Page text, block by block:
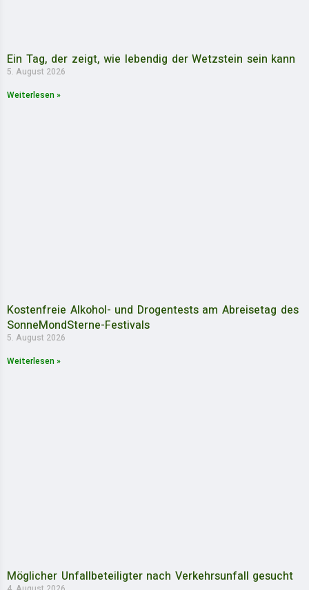
Ein Tag, der zeigt, wie lebendig der Wetzstein sein kann
5. August 2026
Weiterlesen »
Kostenfreie Alkohol- und Drogentests am Abreisetag des
SonneMondSterne-Festivals
5. August 2026
Weiterlesen »
Möglicher Unfallbeteiligter nach Verkehrsunfall gesucht